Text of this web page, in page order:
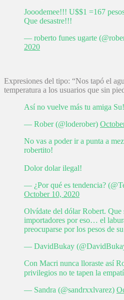
Jooodemee!!! U$$1 =167
Que desastre!!!
— roberto funes ugarte
2020
Expresiones del tipo: “Nos tapó el
temperatura a los usuarios que sin
Así no vuelve más tu amiga
— Rober (@loderober)
No vas a poder ir a punta a
robertito!
Dolor dolar ilegal!
— ¿Por qué es tendencia?
October 10, 2020
Olvídate del dólar Robert. Que
importadores por eso… el
preocuparse por los pesos de
— DavidBukay
Con Macri nunca lloraste así
privilegios no te tapen la
— Sandra (@sandrxxlvarez)